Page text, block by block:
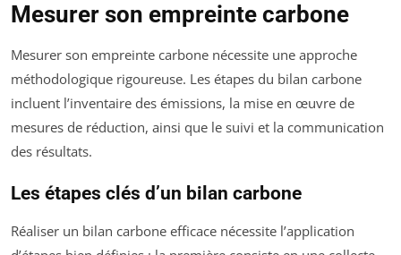
Mesurer son empreinte carbone
Mesurer son empreinte carbone nécessite une approche
méthodologique rigoureuse. Les étapes du bilan carbone
incluent l’inventaire des émissions, la mise en œuvre de
mesures de réduction, ainsi que le suivi et la communication
des résultats.
Les étapes clés d’un bilan carbone
Réaliser un bilan carbone efficace nécessite l’application